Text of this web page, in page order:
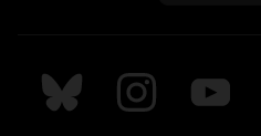
Suivez nous sur Bluesky
Suivez nous
Suivez